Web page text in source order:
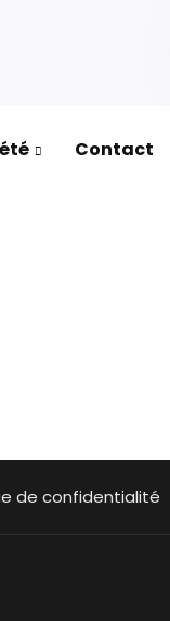
Contact
de confidentialité